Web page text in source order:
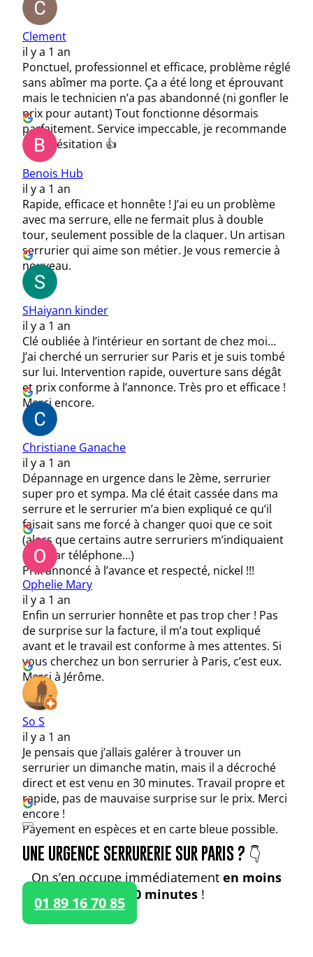
Clement
il y a 1 an
Ponctuel, professionnel et efficace, problème réglé
sans abîmer ma porte. Ça a été long et éprouvant
mais le technicien n’a pas abandonné (ni gonfler le
prix pour autant) Tout fonctionne désormais
parfaitement. Service impeccable, je recommande
sans hésitation 👍
Benois Hub
il y a 1 an
Rapide, efficace et honnête ! J’ai eu un problème
avec ma serrure, elle ne fermait plus à double
tour, seulement possible de la claquer. Un artisan
serrurier qui aime son métier. Je vous remercie à
nouveau.
SHaiyann kinder
il y a 1 an
Clé oubliée à l’intérieur en sortant de chez moi…
J’ai cherché un serrurier sur Paris et je suis tombé
sur lui. Intervention rapide, ouverture sans dégât
et prix conforme à l’annonce. Très pro et efficace !
Merci encore.
Christiane Ganache
il y a 1 an
Dépannage en urgence dans le 2ème, serrurier
super pro et sympa. Ma clé était cassée dans ma
serrure et le serrurier m’a bien expliqué ce qu’il
faisait sans me forcé à changer quoi que ce soit
(alors que certains autre serruriers m’indiquaient
déjà par téléphone…)
Prix annoncé à l’avance et respecté, nickel !!!
Ophelie Mary
il y a 1 an
Enfin un serrurier honnête et pas trop cher ! Pas
de surprise sur la facture, il m’a tout expliqué
avant et le travail est conforme à mes attentes. Si
vous cherchez un bon serrurier à Paris, c’est eux.
Merci à Jérôme.
So S
il y a 1 an
Je pensais que j’allais galérer à trouver un
serrurier un dimanche matin, mais il a décroché
direct et est venu en 30 minutes. Travail propre et
rapide, pas de mauvaise surprise sur le prix. Merci
encore !
Payement en espèces et en carte bleue possible.
UNE URGENCE SERRURERIE SUR PARIS ? 👇
On s’en occupe immédiatement en moins
de 30 minutes !
01 89 16 70 85